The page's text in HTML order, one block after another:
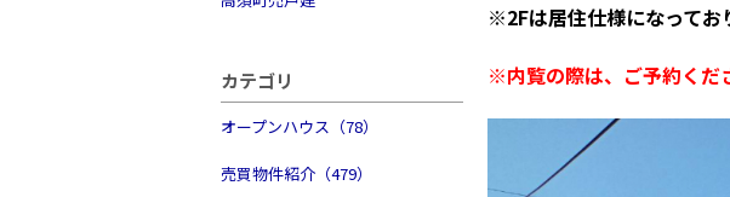
カテゴリ
オープンハウス（78）
売買物件紹介（479）
※2Fは居住仕様になってお
※内覧の際は、ご予約くだ